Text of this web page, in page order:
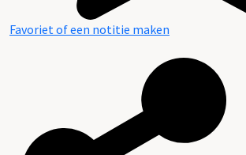
Favoriet of een notitie maken